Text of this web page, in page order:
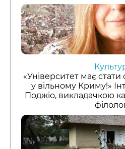
«Університет має
у вільному Криму!»
Поджіо, викладачкою